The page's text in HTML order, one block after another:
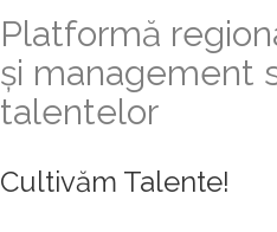
Platformă
și management
talentelor
Cultivăm Talente!